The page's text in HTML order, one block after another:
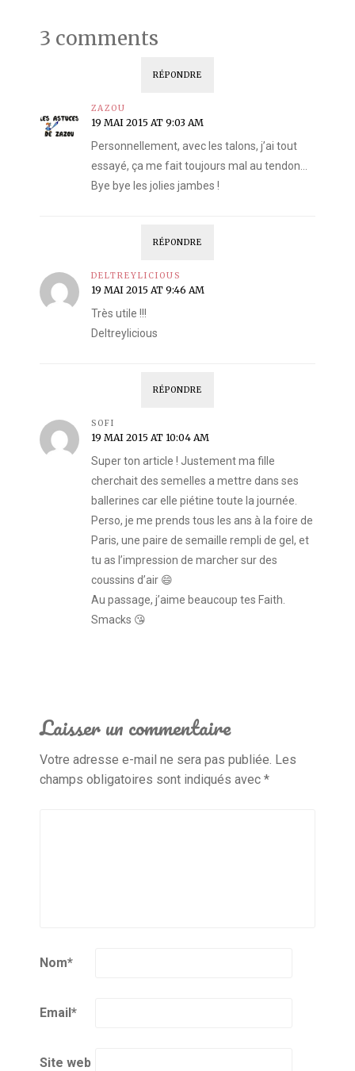
3 comments
RÉPONDRE
ZAZOU
19 MAI 2015 AT 9:03 AM
Personnellement, avec les talons, j’ai tout
essayé, ça me fait toujours mal au tendon…
Bye bye les jolies jambes !
RÉPONDRE
DELTREYLICIOUS
19 MAI 2015 AT 9:46 AM
Très utile !!!
Deltreylicious
RÉPONDRE
SOFI
19 MAI 2015 AT 10:04 AM
Super ton article ! Justement ma fille
cherchait des semelles a mettre dans ses
ballerines car elle piétine toute la journée.
Perso, je me prends tous les ans à la foire de
Paris, une paire de semaille rempli de gel, et
tu as l’impression de marcher sur des
coussins d’air 😄
Au passage, j’aime beaucoup tes Faith.
Smacks 😘
Laisser un commentaire
Votre adresse e-mail ne sera pas publiée. Les
champs obligatoires sont indiqués avec *
Nom*
Email*
Site web